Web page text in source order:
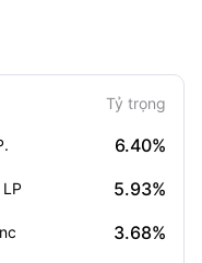
Tỷ trọng
6.40%
5.93%
3.68%